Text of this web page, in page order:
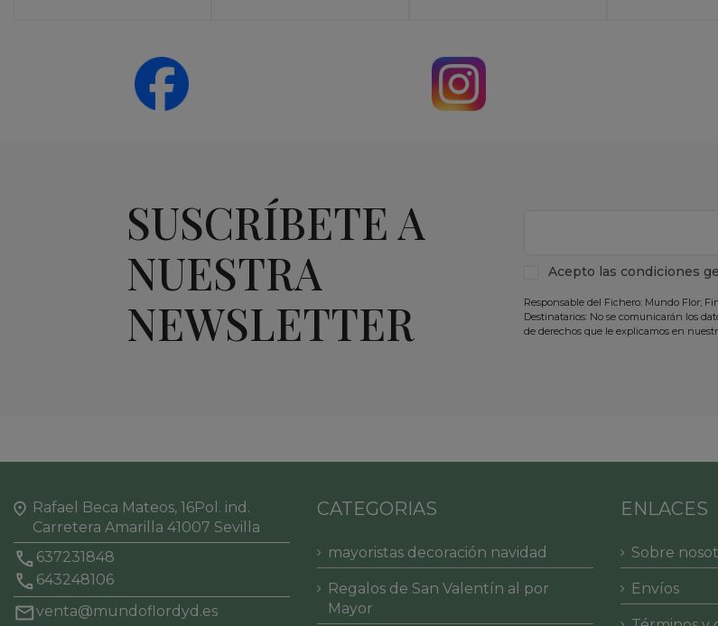
SUSCRÍBETE A
NUESTRA
NEWSLETTER
Acepto las condiciones
Responsable del Fichero: Mundo Flor;
Destinatarios: No se comunicarán los
de derechos que le explicamos en
Rafael Beca Mateos, 16Pol. ind.
Carretera Amarilla 41007 Sevilla
637231848
643248106
venta@mundoflordyd.es
CATEGORIAS
mayoristas decoración navidad
Regalos de San Valentín al por
Mayor
ENLACES
Sobre
Envíos